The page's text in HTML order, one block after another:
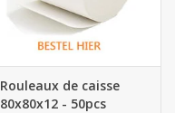
Rouleaux de caisse
80x80x12 - 50pcs